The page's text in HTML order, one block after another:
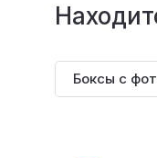
Боксы с